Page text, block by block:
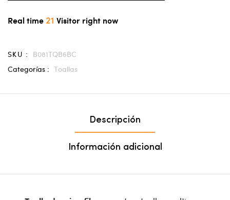
Real time 21 Visitor right now
SKU :
B081TQB6BC
Categorías : Toallas
Descripción
Información adicional